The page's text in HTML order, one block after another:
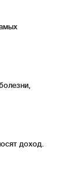
доход.